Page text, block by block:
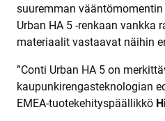
suuremman
Urban HA 5 -renkaan vankka
materiaalit vastaavat näihin
”Conti Urban HA 5 on
kaupunkirengasteknologian
EMEA-tuotekehityspäällikkö